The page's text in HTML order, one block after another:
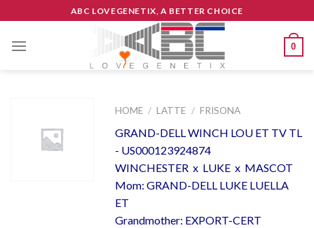
to
content
ABC LOVEGENETIX, A BETTER CHOICE
0
HOME / LATTE / FRISONA
GRAND-DELL WINCH LOU ET TV TL
- US000123924874
WINCHESTER x LUKE x MASCOT
Mom: GRAND-DELL LUKE LUELLA
ET
Grandmother: EXPORT-CERT